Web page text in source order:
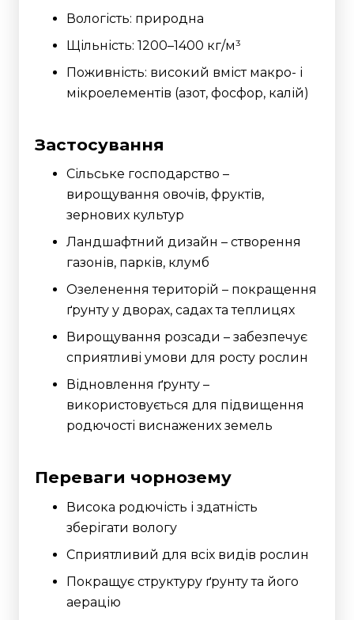
Вологість: природна
Щільність: 1200–1400 кг/м³
Поживність: високий вміст макро- і
мікроелементів (азот, фосфор, калій)
Застосування
Сільське господарство –
вирощування овочів, фруктів,
зернових культур
Ландшафтний дизайн – створення
газонів, парків, клумб
Озеленення територій – покращення
ґрунту у дворах, садах та теплицях
Вирощування розсади – забезпечує
сприятливі умови для росту рослин
Відновлення ґрунту –
використовується для підвищення
родючості виснажених земель
Переваги чорнозему
Висока родючість і здатність
зберігати вологу
Сприятливий для всіх видів рослин
Покращує структуру ґрунту та його
аерацію